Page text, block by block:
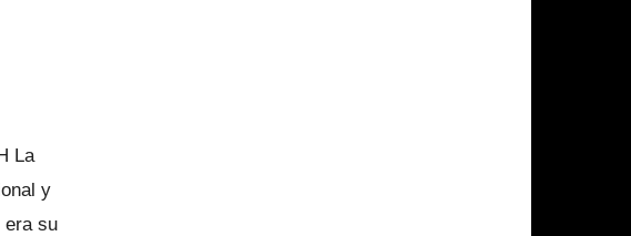
La
y
era su